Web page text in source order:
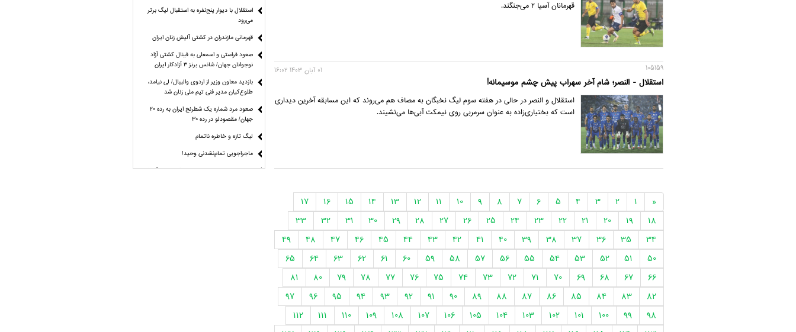
قهرمانان آسیا ۲ می‌جنگند.
105159
استقلال - النصر؛ شام آخر سهراب پیش چشم موسیمانه!
01 آبان 1403 16:02
استقلال و النصر در حالی در هفته سوم لیگ نخبگان به مصاف هم می‌روند که این مسابقه آخرین دیداری
است که بختیاری‌زاده به عنوان سرمربی روی نیمکت آبی‌ها می‌نشیند.
«
1
2
3
4
5
6
7
8
9
10
11
12
13
14
15
16
17
18
19
20
21
22
23
24
25
26
27
28
29
30
31
32
33
34
35
36
37
38
39
40
41
42
43
44
45
46
47
48
49
50
51
52
53
54
55
56
57
58
59
60
61
62
63
64
65
66
67
68
69
70
71
72
73
74
75
76
77
78
79
80
81
82
83
84
85
86
87
88
89
90
91
92
93
94
95
96
97
98
99
100
101
102
103
104
105
106
107
108
109
110
111
112
استقلال با دیوار پنج‌نفره به استقبال لیگ برتر
می‌رود
قهرمانی مازندران در کشتی آلیش زنان ایران
صعود فراستی و اسمعلی به فینال کشتی آزاد
نوجوانان جهان/ شانس برنز ۳ آزادکار ایران
بازدید معاون وزیر از اردوی والیبال/ لی نیامد،
طلوع‌کیان مدیر فنی تیم ملی زنان شد
صعود مرد شماره یک شطرنج ایران به رده ۲۰
جهان/ مقصودلو در رده ۳۰
لیگ تازه و خاطره ناتمام
ماجراجویی تمام‌نشدنی وحید!
مراغه چیان: استقلال هنوز با ترکیب ایده‌آل فاصله